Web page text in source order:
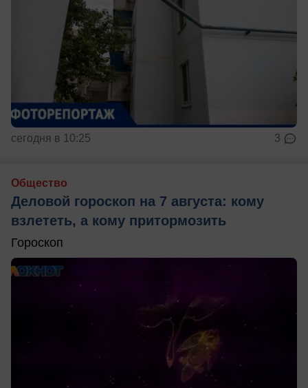
сегодня в 10:25 3
Общество
Деловой гороскоп на 7 августа: кому
взлететь, а кому притормозить
Гороскоп